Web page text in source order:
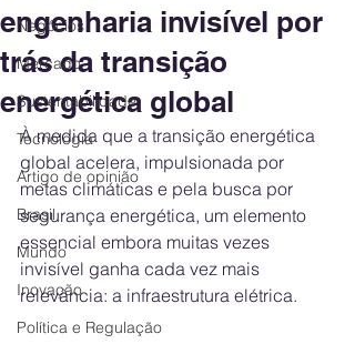
Negócios
Mercado
Sustentabilidade
Tecnologia
Artigo de opinião
Brasil
Mundo
Inovação
Política e Regulação
engenharia invisível por
trás da transição
energética global
À medida que a transição energética
global acelera, impulsionada por
metas climáticas e pela busca por
segurança energética, um elemento
essencial embora muitas vezes
invisível ganha cada vez mais
relevância: a infraestrutura elétrica.